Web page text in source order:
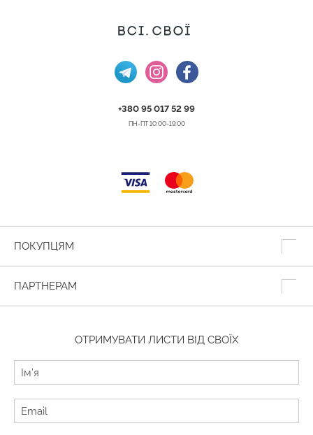
+380 95 017 52 99
ПН-ПТ 10:00-19:00
ПОКУПЦЯМ
ПАРТНЕРАМ
ОТРИМУВАТИ ЛИСТИ ВІД СВОЇХ